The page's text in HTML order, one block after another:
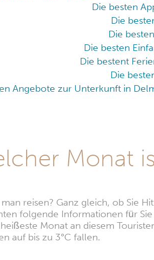
Die besten
Die
Die
Die besten
Die bestent
Die
Angebote zur Unterkunft in
Monat
reisen? Ganz gleich, ob Sie
folgende Informationen für
Monat an diesem
auf bis zu 3°C fallen.